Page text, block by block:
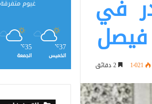
في
فيصل
1٬021
غيوم متفرقة
37
℃
الخميس
35
℃
الجمعة